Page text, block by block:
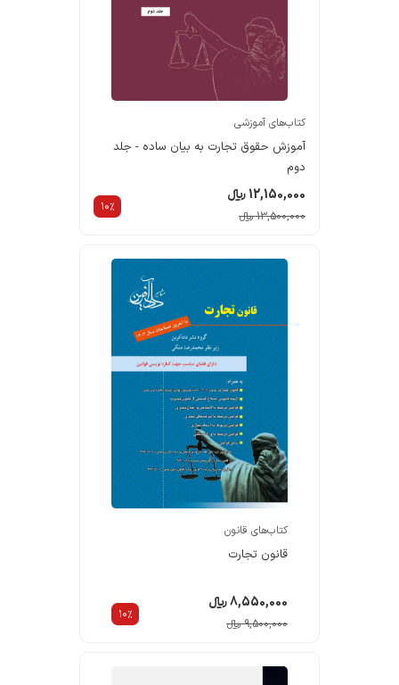
کتاب‌های دادکتاب
مولفین و مترجمین
ارتباط با ما
کتاب‌های آموزشی
آموزش حقوق تجارت به بیان ساده - جلد
دوم
12,150,000 ریالء
10%
13,500,000 ریالء
کتاب‌های قانون
قانون تجارت
8,550,000 ریالء
10%
9,500,000 ریالء